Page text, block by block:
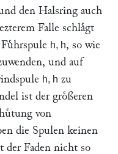
den Halsring auch
Falle schlaͤgt
h, h, so wie
und auf
h, h zu
ist der groͤßeren
von
die Spulen keinen
der Faden nicht so